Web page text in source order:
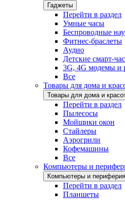
Гаджеты
Перейти в раздел
Умные часы
Беспроводные
Фитнес-браслеты
Аудио
Детские смарт-
3G, 4G модемы и
Все
Товары для дома и
Товары для дома и
Перейти в раздел
Пылесосы
Мойщики окон
Стайлеры
Аэрогрили
Кофемашины
Все
Компьютеры и
Компьютеры и периферия
Перейти в раздел
Планшеты